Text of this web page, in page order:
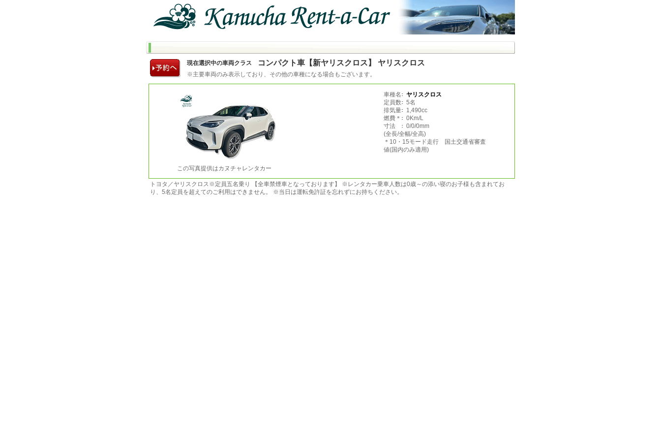
現在選択中の車両クラス コンパクト車【新ヤリスクロス】 ヤリスクロス
※主要車両のみ表示しており、その他の車種になる場合もございます。
車種名
ヤリスクロス
定員数
5名
排気量
1,490cc
燃費＊
0Km/L
寸法
0/0/0mm
(全長/全幅/全高)
＊10・15モード走行 国土交通省審査
値(国内のみ適用)
この写真提供はカヌチャレンタカー
トヨタ／ヤリスクロス※定員五名乗り 【全車禁煙車となっております】 ※レンタカー乗車人数は0歳～の添い寝のお子様も含まれてお
り、5名定員を超えてのご利用はできません。 ※当日は運転免許証を忘れずにお持ちください。